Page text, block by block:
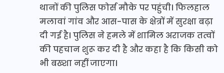
थानों की पुलिस फोर्स मौके पर पहुंची। फिलहाल
मलावां गांव और आस-पास के क्षेत्रों में सुरक्षा बढ़ा
दी गई है। पुलिस ने हमले में शामिल अराजक तत्वों
की पहचान शुरू कर दी है और कहा है कि किसी को
भी बख्शा नहीं जाएगा।